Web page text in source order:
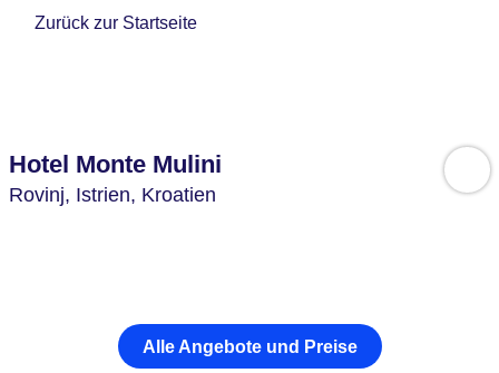
Zurück zur Startseite
Hotel Monte Mulini
Rovinj, Istrien, Kroatien
Alle Angebote und Preise